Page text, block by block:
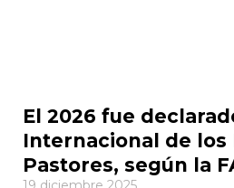
El 2026 fue
Internacional de los
Pastores, según la